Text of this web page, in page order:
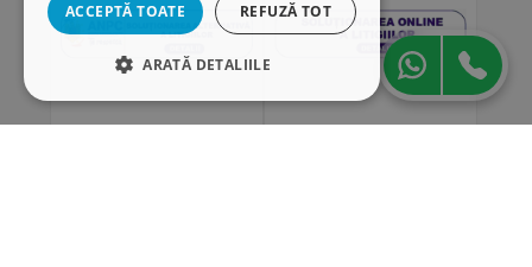
ACCEPTĂ TOATE REFUZĂ TOT
ARATĂ DETALIILE